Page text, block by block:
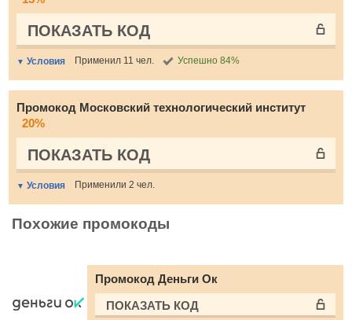
ПОКАЗАТЬ КОД
Условия Применил 11 чел. Успешно 84%
Промокод Московский технологический институт
20%
ПОКАЗАТЬ КОД
Условия Применили 2 чел.
Похожие промокоды
Промокод Деньги Ок
ПОКАЗАТЬ КОД